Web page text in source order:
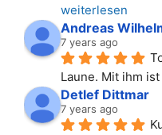
weiterlesen
Andreas
7 years ago
Laune. Mit ihm
Detlef Dittmar
7 years ago